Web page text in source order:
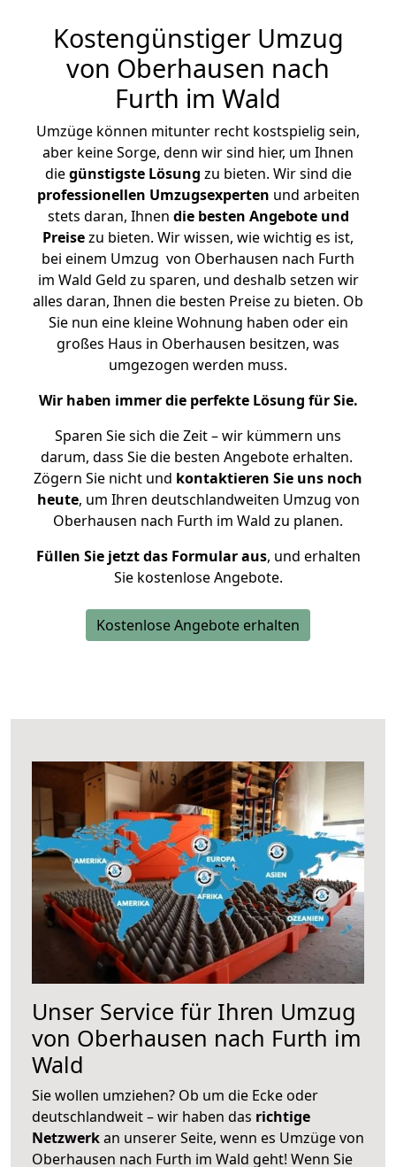
Kostengünstiger Umzug
von Oberhausen nach
Furth im Wald
Umzüge können mitunter recht kostspielig sein,
aber keine Sorge, denn wir sind hier, um Ihnen
diegünstigste Lösung zu bieten. Wir sind die
professionellen Umzugsexperten und arbeiten
stets daran, Ihnen die besten Angebote und
Preisezu bieten. Wir wissen, wie wichtig es ist,
bei einem Umzug von Oberhausen nach Furth
im Wald Geld zu sparen, und deshalb setzen wir
alles daran, Ihnen die besten Preise zu bieten. Ob
Sie nun eine kleine Wohnung haben oder ein
großes Haus in Oberhausen besitzen, was
umgezogen werden muss.
Wir haben immer die perfekte Lösung für Sie.
Sparen Sie sich die Zeit – wir kümmern uns
darum, dass Sie die besten Angebote erhalten.
Zögern Sie nicht und kontaktieren Sie uns noch
heute, um Ihren deutschlandweiten Umzug von
Oberhausen nach Furth im Wald zu planen.
Füllen Sie jetzt das Formular aus, und erhalten
Sie kostenlose Angebote.
Kostenlose Angebote erhalten
Unser Service für Ihren Umzug
von Oberhausen nach Furth im
Wald
Sie wollen umziehen? Ob um die Ecke oder
deutschlandweit – wir haben das richtige
Netzwerkan unserer Seite, wenn es Umzüge von
Oberhausen nach Furth im Wald geht! Wenn Sie